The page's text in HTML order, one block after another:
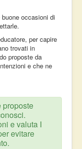
occasioni di
per capire
trovati in
proposte da
e che ne
proposte
e valuta I
evitare